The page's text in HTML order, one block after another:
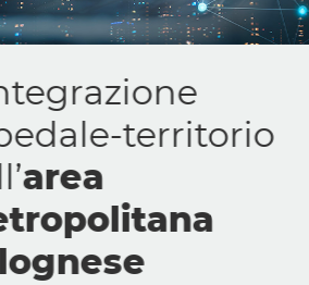
territorio